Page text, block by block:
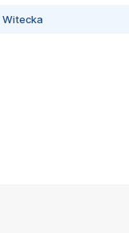
Witecka